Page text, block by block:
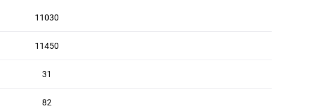
11030
11450
31
82